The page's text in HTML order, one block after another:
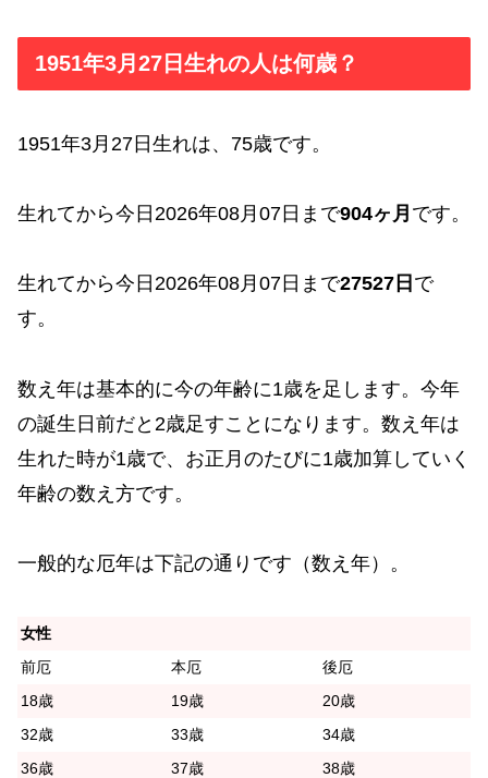
1951年3月27日生れの人は何歳？
1951年3月27日生れは、75歳です。
生れてから今日2026年08月07日まで904ヶ月 です。
生れてから今日2026年08月07日まで27527日 で
す。
数え年は基本的に今の年齢に1歳を足します。今年
の誕生日前だと2歳足すことになります。数え年は
生れた時が1歳で、お正月のたびに1歳加算していく
年齢の数え方です。
一般的な厄年は下記の通りです（数え年）。
女性
前厄
本厄
後厄
18歳
19歳
20歳
32歳
33歳
34歳
36歳
37歳 38歳